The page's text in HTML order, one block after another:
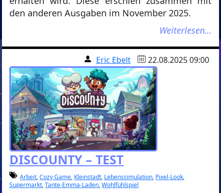
den anderen Ausgaben im November 2025.
Weiterlesen…
Eric Ebelt 22.08.2025 09:00
DISCOUNTY – TEST
Arbeit,Cozy Game, Kleinstadt, Lebenssimulation, Pixel-Look,
Supermarkt,Tante-Emma-Laden,Wohlfühlspiel